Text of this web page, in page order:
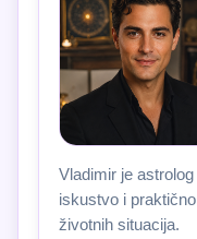
Vladimir je
iskustvo i
životnih situacija.